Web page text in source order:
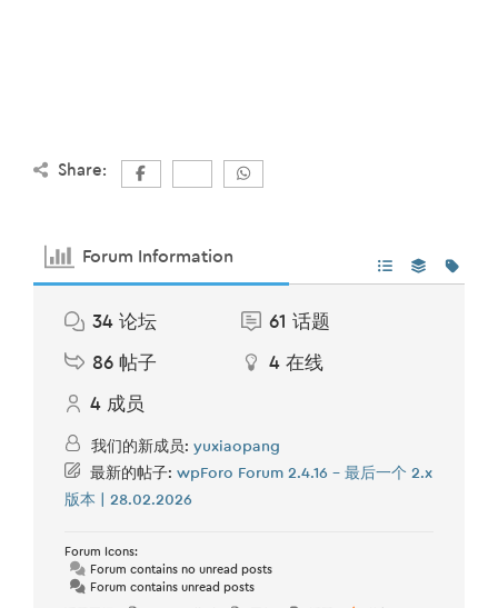
Share:
Forum Information
34 论坛 61 话题
86 帖子 4 在线
4 成员
我们的新成员: yuxiaopang
最新的帖子: wpForo Forum 2.4.16 – 最后一个 2.x
版本 | 28.02.2026
Forum Icons:
Forum contains no unread posts
Forum contains unread posts